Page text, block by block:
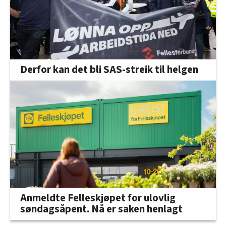
Derfor kan det bli SAS-streik til helgen
Anmeldte Felleskjøpet for ulovlig
søndagsåpent. Nå er saken henlagt